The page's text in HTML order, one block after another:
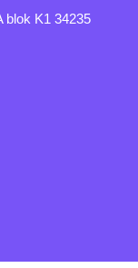
blok K1 34235